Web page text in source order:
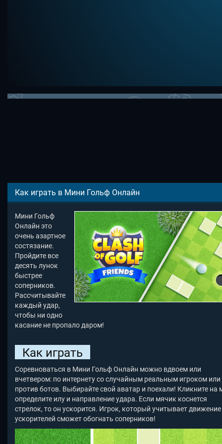
Как играть в Мини Гольф Онлайн
Мини Гольф
Онлайн это
очень азартное
состязание.
Пройдите все
десять лунок
быстрее
соперников.
Рассчитывайте
каждый удар,
чтобы ни одно
касание не пропало даром!
Как играть
Соревноваться в Мини Гольф Онлайн можно вдвоем или
вчетвером: по интернету со случайным реальным игроком или
против ботов. Выбирайте свой аватар и поехали! Кликните на
определите илу и направление удара. Если мячик коснется
стрелок, то он ускорится. Игрок, который учитывает движение
ускорителей сможет обогнать соперников!